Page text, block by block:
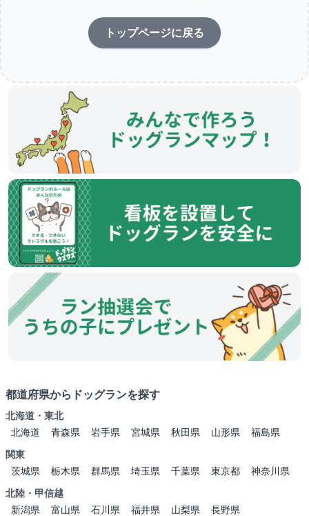
トップページに戻る
都道府県からドッグランを探す
北海道・東北
北海道
青森県 岩手県 宮城県 秋田県 山形県
福島県
関東
茨城県
栃木県 群馬県 埼玉県 千葉県 東京都
神奈川県
北陸・甲信越
新潟県
富山県 石川県 福井県 山梨県
長野県